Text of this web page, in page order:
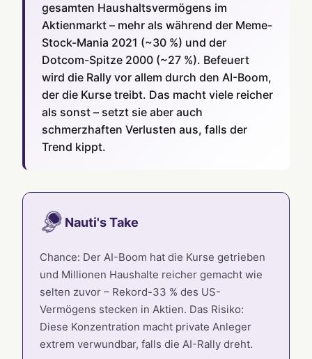
gesamten Haushaltsvermögens im
Aktienmarkt – mehr als während der Meme-
Stock-Mania 2021 (~30 %) und der
Dotcom-Spitze 2000 (~27 %). Befeuert
wird die Rally vor allem durch den AI-Boom,
der die Kurse treibt. Das macht viele reicher
als sonst – setzt sie aber auch
schmerzhaften Verlusten aus, falls der
Trend kippt.
Nauti's Take
Chance: Der AI-Boom hat die Kurse getrieben
und Millionen Haushalte reicher gemacht wie
selten zuvor – Rekord-33 % des US-
Vermögens stecken in Aktien. Das Risiko:
Diese Konzentration macht private Anleger
extrem verwundbar, falls die AI-Rally dreht.